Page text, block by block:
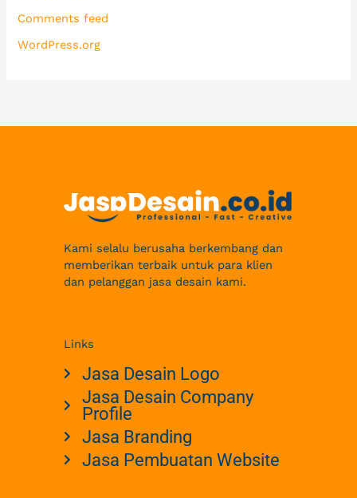
Comments feed
WordPress.org
Kami selalu berusaha berkembang dan
memberikan terbaik untuk para klien
dan pelanggan jasa desain kami.
Links
Jasa Desain Logo
Jasa Desain Company
Profile
Jasa Branding
Jasa Pembuatan Website